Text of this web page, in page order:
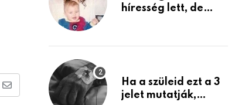
Share
híresség lett, de
mint azt el tudnád
Ha a szüleid ezt a 3
jelet mutatják,